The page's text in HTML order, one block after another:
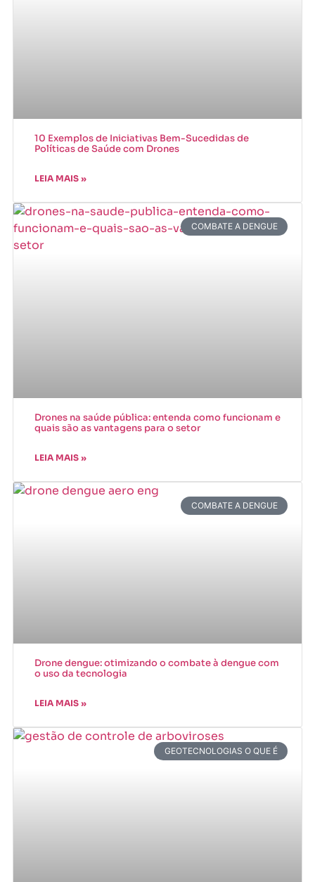
10 Exemplos de Iniciativas Bem-Sucedidas de
Políticas de Saúde com Drones
LEIA MAIS »
COMBATE A DENGUE
Drones na saúde pública: entenda como funcionam e
quais são as vantagens para o setor
LEIA MAIS »
COMBATE A DENGUE
Drone dengue: otimizando o combate à dengue com
o uso da tecnologia
LEIA MAIS »
GEOTECNOLOGIAS O QUE É